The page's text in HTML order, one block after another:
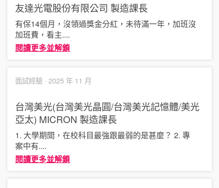
友達光電股份有限公司 製造課長
有保14個月，沒領過獎金分紅，未待滿一年，加班沒
加班費，看主....
閱讀更多並解鎖
面試經驗 · 2025 年 11 月
台灣美光(台灣美光晶圓/台灣美光記憶體/美光
亞太) MICRON 製造課長
1. 大學期間，在校科目最強跟最弱的是甚麼？ 2. 專
案中有....
閱讀更多並解鎖